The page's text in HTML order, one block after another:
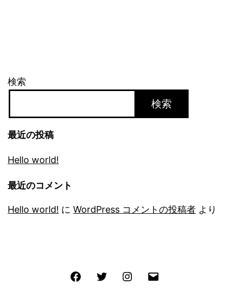
検索
検索
最近の投稿
Hello world!
最近のコメント
Hello world! に WordPress コメントの投稿者 より
FacebookTwitter Instagram